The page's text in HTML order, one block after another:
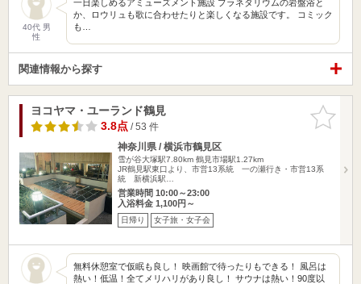
40代 男
性
一日楽しめるアミューズメント施設 プラネタリウムの岩盤浴と
か、ロウリュも歌に合わせたりと楽しくなる施設です。 コミック
も…
関連情報から探す
お気に入
りに追加
ヨコヤマ・ユーランド鶴見
3.8点/ 53 件
神奈川県 / 横浜市鶴見区
雪が谷大塚駅7.80km 鶴見市場駅1.27km
JR鶴見駅東口より、市営13系統 一の瀬行き・市営13系
統 新横浜駅…
営業時間 10:00～23:00
入浴料金 1,100円～
日帰り 女子旅・女子会
無料休憩室で仮眠も良し！ 映画館で待ったりもできる！ 風呂は
熱い！低温！全てメリハリがあり良し！ サウナは熱い！90度以